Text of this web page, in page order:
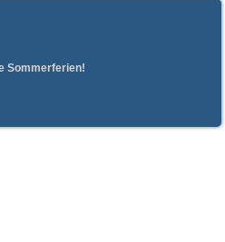
Sommerferien!